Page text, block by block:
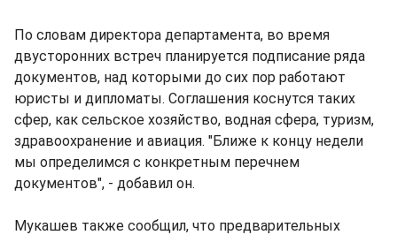
По словам директора департамента, во время
двусторонних встреч планируется подписание ряда
документов, над которыми до сих пор работают
юристы и дипломаты. Соглашения коснутся таких
сфер, как сельское хозяйство, водная сфера, туризм,
здравоохранение и авиация. "Ближе к концу недели
мы определимся с конкретным перечнем
документов", - добавил он.
Мукашев также сообщил, что предварительных